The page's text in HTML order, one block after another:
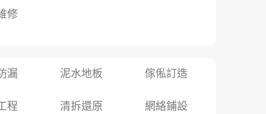
修
漏 泥水地板 傢俬訂造
程 清拆還原 網絡鋪設